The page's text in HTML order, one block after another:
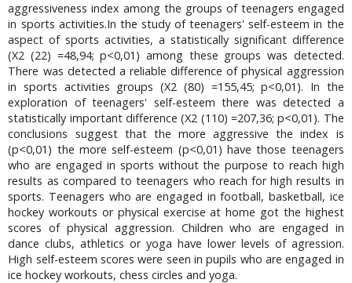
aggressiveness index among the groups of teenagers engaged
in sports activities.In the study of teenagers' self-esteem in the
aspect of sports activities, a statistically significant difference
(X2 (22) =48,94; p<0,01) among these groups was detected.
There was detected a reliable difference of physical aggression
in sports activities groups (X2 (80) =155,45; p<0,01). In the
exploration of teenagers' self-esteem there was detected a
statistically important difference (X2 (110) =207,36; p<0,01). The
conclusions suggest that the more aggressive the index is
(p<0,01) the more self-esteem (p<0,01) have those teenagers
who are engaged in sports without the purpose to reach high
results as compared to teenagers who reach for high results in
sports. Teenagers who are engaged in football, basketball, ice
hockey workouts or physical exercise at home got the highest
scores of physical aggression. Children who are engaged in
dance clubs, athletics or yoga have lower levels of agression.
High self-esteem scores were seen in pupils who are engaged in
ice hockey workouts, chess circles and yoga.